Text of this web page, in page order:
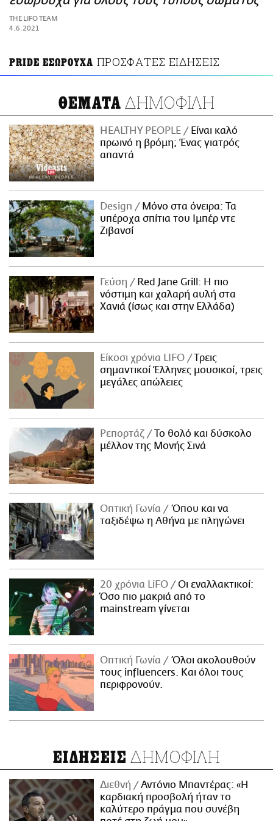
ΑΜΠΑ
PRINT
THE LIFO TEAM
4.6.2021
PRIDE ΕΣΩΡΟΥΧΑ ΠΡΟΣΦΑΤΕΣ ΕΙΔΗΣΕΙΣ
ΘΕΜΑΤΑ ΔΗΜΟΦΙΛΗ
HEALTHY PEOPLE
Είναι καλό
πρωινό η βρόμη; Ένας γιατρός
απαντά
Design
Μόνο στα όνειρα: Τα
υπέροχα σπίτια του Ιμπέρ ντε
Ζιβανσί
Γεύση
Red Jane Grill: Η πιο
νόστιμη και χαλαρή αυλή στα
Χανιά (ίσως και στην Ελλάδα)
Είκοσι χρόνια LIFO
Tρεις
σημαντικοί Έλληνες μουσικοί, τρεις
μεγάλες απώλειες
Ρεπορτάζ
Το θολό και δύσκολο
μέλλον της Μονής Σινά
Οπτική Γωνία
Όπου και να
ταξιδέψω η Αθήνα με πληγώνει
20 χρόνια LiFO
Οι εναλλακτικοί:
Όσο πιο μακριά από το
mainstream γίνεται
Οπτική Γωνία
Όλοι ακολουθούν
τους influencers. Και όλοι τους
περιφρονούν.
ΕΙΔΗΣΕΙΣ ΔΗΜΟΦΙΛΗ
Διεθνή
Αντόνιο Μπαντέρας: «Η
καρδιακή προσβολή ήταν το
καλύτερο πράγμα που συνέβη